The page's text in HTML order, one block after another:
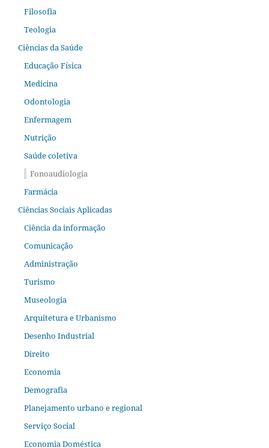
Filosofia
Teologia
Ciências da Saúde
Educação Física
Medicina
Odontologia
Enfermagem
Nutrição
Saúde coletiva
Fonoaudiologia
Farmácia
Ciências Sociais Aplicadas
Ciência da informação
Comunicação
Administração
Turismo
Museologia
Arquitetura e Urbanismo
Desenho Industrial
Direito
Economia
Demografia
Planejamento urbano e regional
Serviço Social
Economia Doméstica